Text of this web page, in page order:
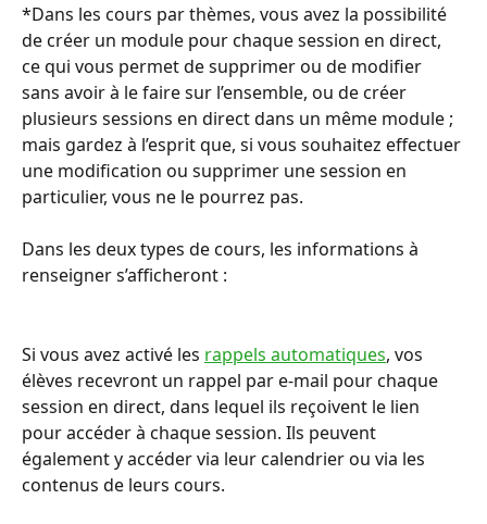
*Dans les cours par thèmes, vous avez la possibilité
de créer un module pour chaque session en direct,
ce qui vous permet de supprimer ou de modifier
sans avoir à le faire sur l’ensemble, ou de créer
plusieurs sessions en direct dans un même module ;
mais gardez à l’esprit que, si vous souhaitez effectuer
une modification ou supprimer une session en
particulier, vous ne le pourrez pas.
Dans les deux types de cours, les informations à
renseigner s’afficheront :
Si vous avez activé les rappels automatiques, vos
élèves recevront un rappel par e-mail pour chaque
session en direct, dans lequel ils reçoivent le lien
pour accéder à chaque session. Ils peuvent
également y accéder via leur calendrier ou via les
contenus de leurs cours.